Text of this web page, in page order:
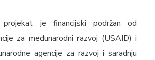
projekat je financijski podržan od
za međunarodni razvoj (USAID) i
agencije za razvoj i saradnju